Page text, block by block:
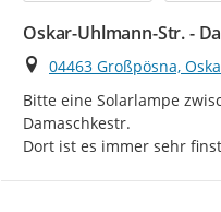
Oskar-Uhlmann-Str. -
Ort
04463 Großpösna,
Bitte eine Solarlampe
Damaschkestr.
Dort ist es immer sehr